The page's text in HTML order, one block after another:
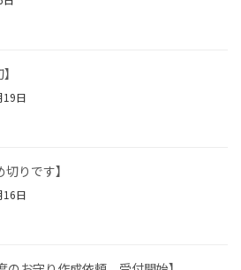
19日
切りです】
16日